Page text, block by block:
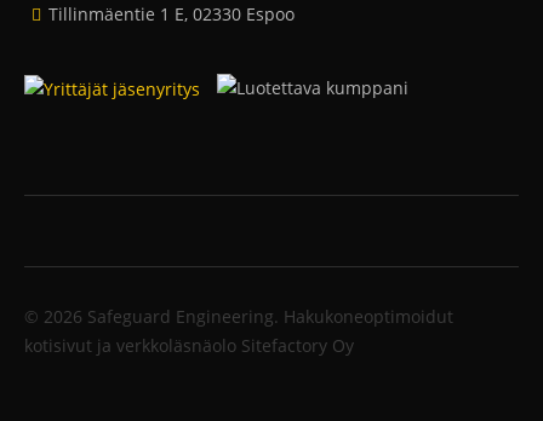
Tillinmäentie 1 E, 02330 Espoo
© 2026 Safeguard Engineering. Hakukoneoptimoidut
kotisivut ja verkkoläsnäolo Sitefactory Oy